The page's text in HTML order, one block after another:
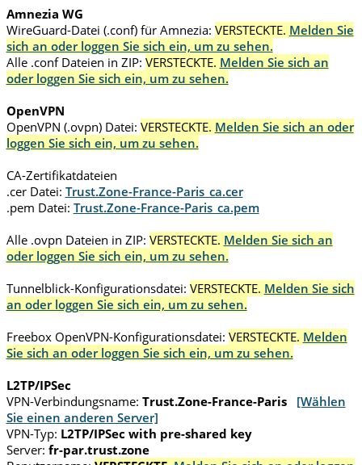
Amnezia WG
WireGuard-Datei (.conf) für Amnezia: VERSTECKTE. Melden Sie
sich an oder loggen Sie sich ein, um zu sehen.
Alle .conf Dateien in ZIP: VERSTECKTE. Melden Sie sich an
oder loggen Sie sich ein, um zu sehen.
OpenVPN
OpenVPN (.ovpn) Datei: VERSTECKTE. Melden Sie sich an oder
loggen Sie sich ein, um zu sehen.
CA-Zertifikatdateien
.cer Datei: Trust.Zone-France-Paris_ca.cer
.pem Datei: Trust.Zone-France-Paris_ca.pem
Alle .ovpn Dateien in ZIP: VERSTECKTE. Melden Sie sich an
oder loggen Sie sich ein, um zu sehen.
Tunnelblick-Konfigurationsdatei: VERSTECKTE. Melden Sie sich
an oder loggen Sie sich ein, um zu sehen.
Freebox OpenVPN-Konfigurationsdatei: VERSTECKTE. Melden
Sie sich an oder loggen Sie sich ein, um zu sehen.
L2TP/IPSec
VPN-Verbindungsname: Trust.Zone-France-Paris
[Wählen
Sie einen anderen Server]
VPN-Typ: L2TP/IPSec with pre-shared key
Server: fr-par.trust.zone